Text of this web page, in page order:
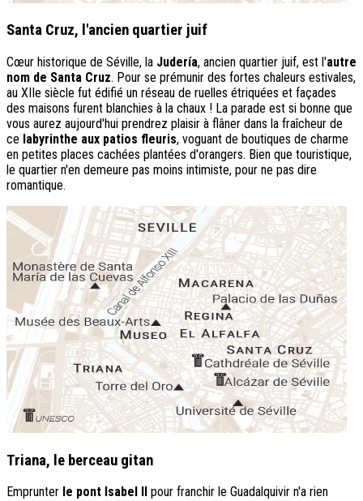
Santa Cruz, l'ancien quartier juif
Cœur historique de Séville, la Judería, ancien quartier juif, est l'autre
nom de Santa Cruz. Pour se prémunir des fortes chaleurs estivales,
au XIIe siècle fut édifié un réseau de ruelles étriquées et façades
des maisons furent blanchies à la chaux ! La parade est si bonne que
vous aurez aujourd'hui prendrez plaisir à flâner dans la fraîcheur de
ce labyrinthe aux patios fleuris, voguant de boutiques de charme
en petites places cachées plantées d'orangers. Bien que touristique,
le quartier n'en demeure pas moins intimiste, pour ne pas dire
romantique.
Triana, le berceau gitan
Emprunter le pont Isabel II
pour franchir le Guadalquivir n'a rien